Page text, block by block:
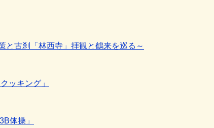
と古刹「林西寺」拝観と鶴来を巡る～
ッキング」
体操」